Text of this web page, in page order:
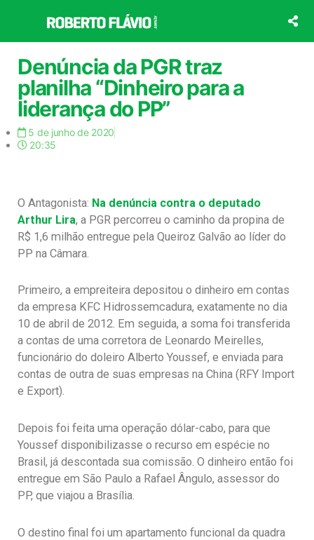
o
conteúdo
Denúncia da PGR traz
planilha “Dinheiro para a
liderança do PP”
5 de junho de 2020
20:35
O Antagonista: Na denúncia contra o deputado
Arthur Lira, a PGR percorreu o caminho da propina de
R$ 1,6 milhão entregue pela Queiroz Galvão ao líder do
PP na Câmara.
Primeiro, a empreiteira depositou o dinheiro em contas
da empresa KFC Hidrossemcadura, exatamente no dia
10 de abril de 2012. Em seguida, a soma foi transferida
a contas de uma corretora de Leonardo Meirelles,
funcionário do doleiro Alberto Youssef, e enviada para
contas de outra de suas empresas na China (RFY Import
e Export).
Depois foi feita uma operação dólar-cabo, para que
Youssef disponibilizasse o recurso em espécie no
Brasil, já descontada sua comissão. O dinheiro então foi
entregue em São Paulo a Rafael Ângulo, assessor do
PP, que viajou a Brasília.
O destino final foi um apartamento funcional da quadra